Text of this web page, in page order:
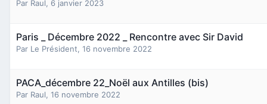
Par Raul 6 janvier 2023
Paris _ Décembre 2022 _ Rencontre avec Sir David
Par Le Président, 16 novembre 2022
PACA_décembre 22_Noël aux Antilles (bis)
Par Raul 16 novembre 2022